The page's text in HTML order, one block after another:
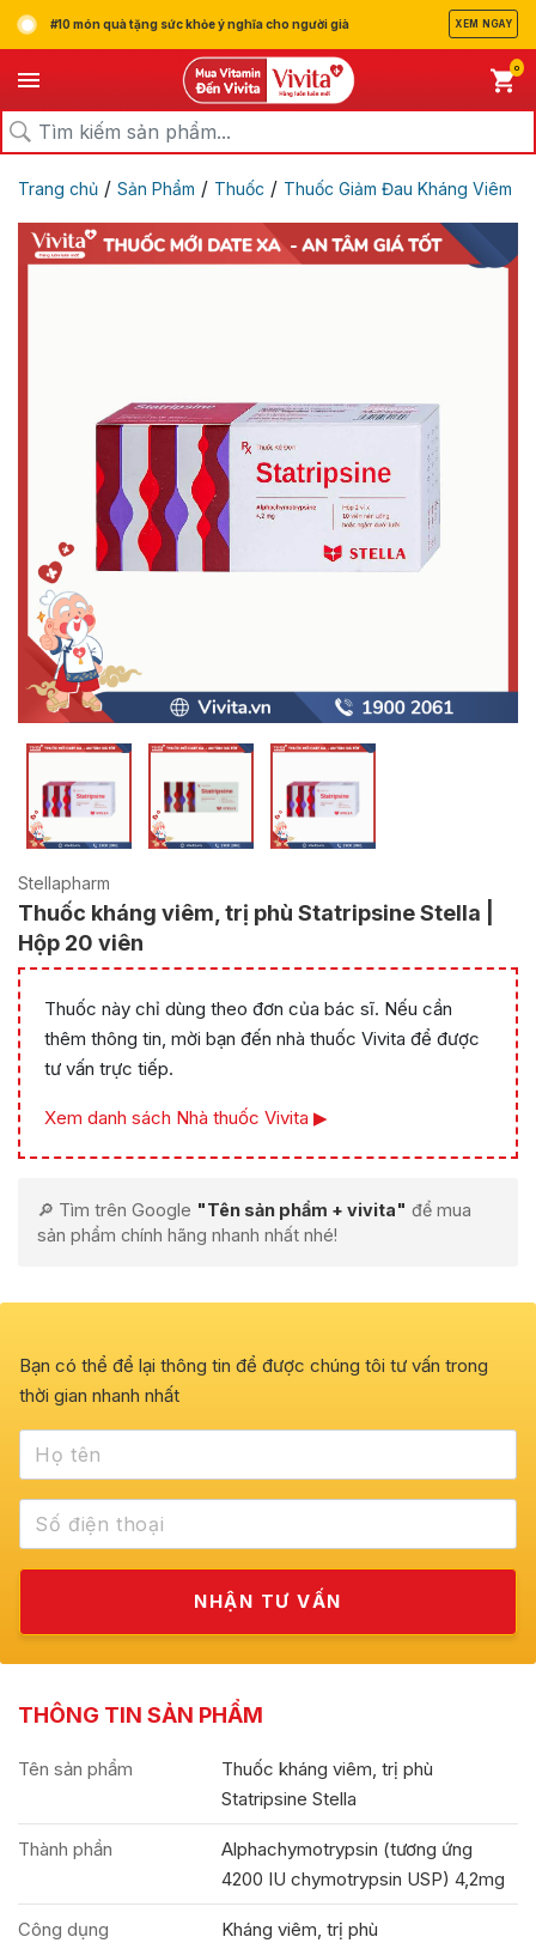
#10 món quà tặng sức khỏe ý nghĩa cho người già XEM NGAY
0
Trang chủ / Sản Phẩm / Thuốc / Thuốc Giảm Đau Kháng Viêm
Stellapharm
Thuốc kháng viêm, trị phù Statripsine Stella |
Hộp 20 viên
Thuốc này chỉ dùng theo đơn của bác sĩ. Nếu cần
thêm thông tin, mời bạn đến nhà thuốc Vivita để được
tư vấn trực tiếp.
Xem danh sách Nhà thuốc Vivita ▶
🔎 Tìm trên Google "Tên sản phẩm + vivita" để mua
sản phẩm chính hãng nhanh nhất nhé!
Bạn có thể để lại thông tin để được chúng tôi tư vấn trong
thời gian nhanh nhất
THÔNG TIN SẢN PHẨM
Tên sản phẩm
Thuốc kháng viêm, trị phù
Statripsine Stella
Thành phần
Alphachymotrypsin (tương ứng
4200 IU chymotrypsin USP) 4,2mg
Công dụng Kháng viêm, trị phù